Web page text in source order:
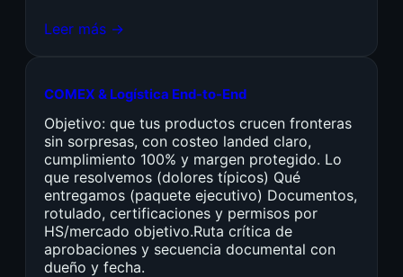
Leer más →
COMEX & Logística End-to-End
Objetivo: que tus productos crucen fronteras
sin sorpresas, con costeo landed claro,
cumplimiento 100% y margen protegido. Lo
que resolvemos (dolores típicos) Qué
entregamos (paquete ejecutivo) Documentos,
rotulado, certificaciones y permisos por
HS/mercado objetivo.Ruta crítica de
aprobaciones y secuencia documental con
dueño y fecha.